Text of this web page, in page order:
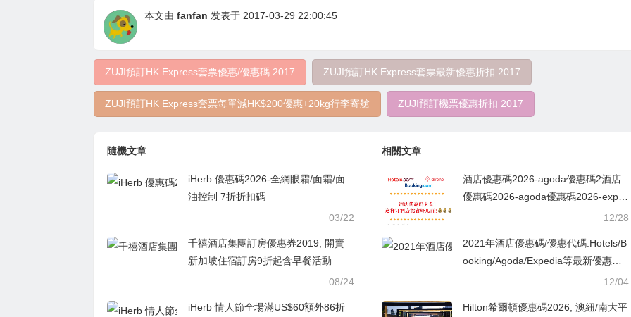
本文由 fanfan 发表于 2017-03-29 22:00:45
ZUJI預訂HK Express套票優惠/優惠碼 2017 ZUJI預訂HK Express套票最新優惠折扣 2017
ZUJI預訂HK Express套票每單減HK$200優惠+20kg行李寄艙 ZUJI預訂機票優惠折扣 2017
隨機文章
iHerb 優惠碼2026-全網眼霜/面霜/面
油控制 7折折扣碼
03/22
千禧酒店集團訂房優惠券2019, 開賣
新加坡住宿訂房9折起含早餐活動
08/24
iHerb 情人節全場滿US$60額外86折
相關文章
酒店優惠碼2026-agoda優惠碼2酒店
優惠碼2026-agoda優惠碼2026-expe
dia折扣碼-booking hotel優惠碼,ctrip
pedia折扣碼2026-booking hotel優惠
碼,ctrip訂房優惠代碼,永安旅遊優惠碼
12/28
2021年酒店優惠碼/優惠代碼:Hotels/B
ooking/Agoda/Expedia等最新優惠碼/
折扣碼/優惠券代碼2024-Ctrip.com/kk
東瀛/JAPANiCAN
12/04
Hilton希爾頓優惠碼2026, 澳紐/南大平